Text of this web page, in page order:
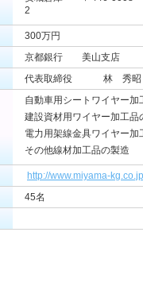
300万円
京都銀行 美山支店
代表取締役 林 秀昭
自動車用シートワイヤー加
建設資材用ワイヤー加工品
電力用架線金具ワイヤー加
その他線材加工品の製造
http://www.miyama-kg.co.jp
45名